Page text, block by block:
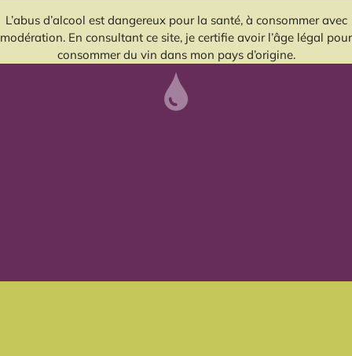
L’abus d’alcool est dangereux pour la santé, à consommer avec
modération. En consultant ce site, je certifie avoir l’âge légal pour
consommer du vin dans mon pays d’origine.